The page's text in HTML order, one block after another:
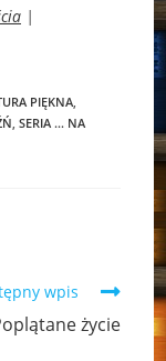
|
PIĘKNA
SERIA … NA
wpis
życie